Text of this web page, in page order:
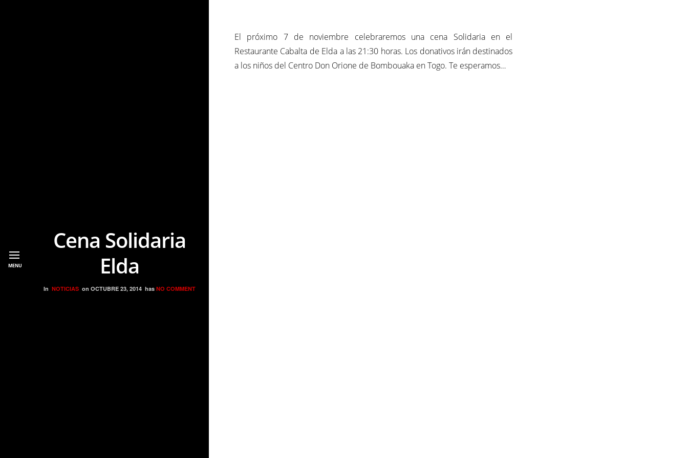
MENU
Cena Solidaria
Elda
In NOTICIASon OCTUBRE 23, 2014has NO COMMENT
El próximo 7 de noviembre celebraremos una cena Solidaria en el
Restaurante Cabalta de Elda a las 21:30 horas. Los donativos irán destinados
a los niños del Centro Don Orione de Bombouaka en Togo. Te esperamos…